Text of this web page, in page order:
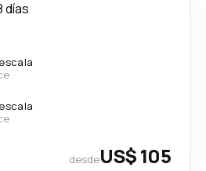
días
desdeUS$ 105